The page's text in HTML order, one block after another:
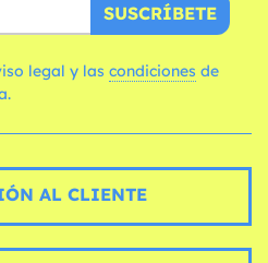
SUSCRÍBETE
legal y las condiciones
AL CLIENTE